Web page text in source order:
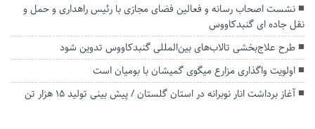
نشست اصحاب رسانه و فعالین فضای مجازی با رئیس راهداری و حمل و
نقل جاده ای گنبدکاووس
طرح علاج‌بخشی تالاب‌های بین‌المللی گنبدکاووس تدوین شود
اولویت واگذاری مزارع میگوی گمیشان با بومیان است
آغاز برداشت انار نوبرانه در استان گلستان / پیش بینی تولید ۱۵ هزار تن